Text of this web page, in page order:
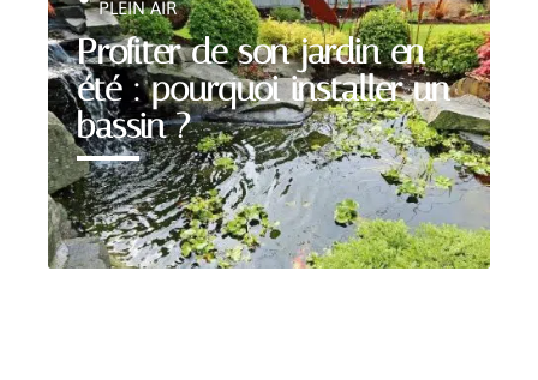
Profiter de son jardin en
été : pourquoi installer un
bassin ?
PLEIN AIR